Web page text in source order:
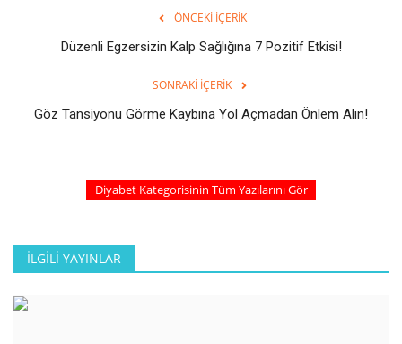
ÖNCEKI İÇERIK
Düzenli Egzersizin Kalp Sağlığına 7 Pozitif Etkisi!
SONRAKI İÇERIK
Göz Tansiyonu Görme Kaybına Yol Açmadan Önlem Alın!
Diyabet Kategorisinin Tüm Yazılarını Gör
İLGILI YAYINLAR